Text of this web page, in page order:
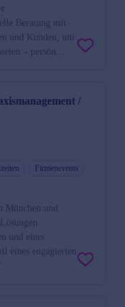
Beratung mit
und Kunden, um
– persön...
/
Firmenevents
und
und einer
eines engagierten